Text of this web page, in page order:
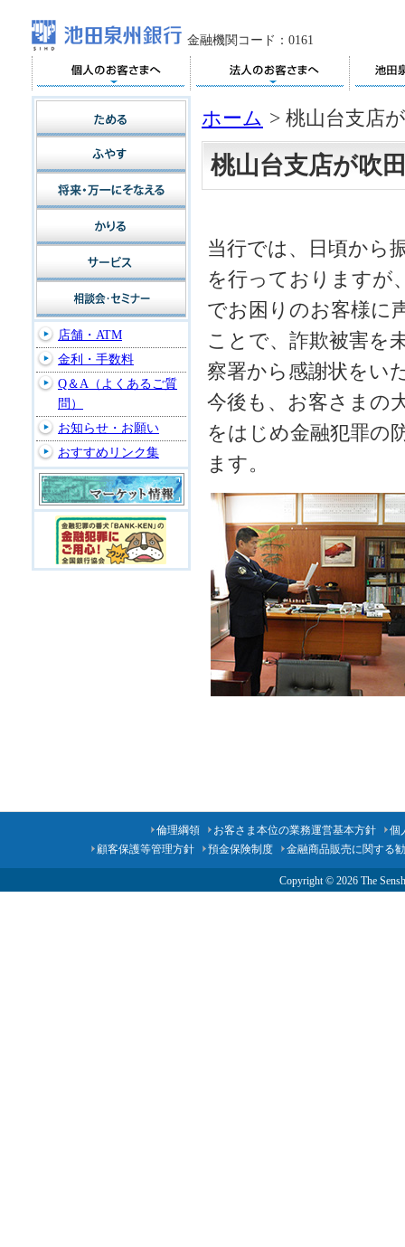
金融機関コード：0161
ホーム > 桃山台支店
桃山台支店が吹
当行では、日頃から
を行っておりますが
でお困りのお客様に
ことで、詐欺被害を
察署から感謝状をい
今後も、お客さまの
をはじめ金融犯罪の
ます。
店舗・ATM
金利・手数料
Q＆A（よくあるご質
問）
お知らせ・お願い
おすすめリンク集
倫理綱領 お客さま本位の業務運営基本方針
個
顧客保護等管理方針
預金保険制度 金融商品販売に関する
Copyright © 2026 The